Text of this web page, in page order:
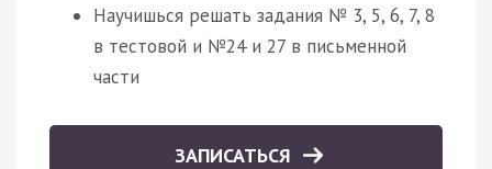
Научишься решать задания № 3, 5, 6, 7, 8
в тестовой и №24 и 27 в письменной
части
ЗАПИСАТЬСЯ